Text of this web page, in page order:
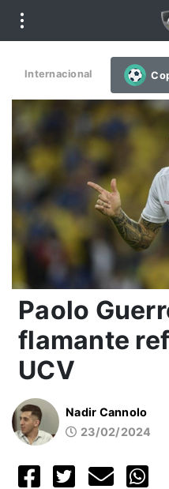
Internacional
Paolo
flamante
UCV
Nadir Cannolo
23/02/2024